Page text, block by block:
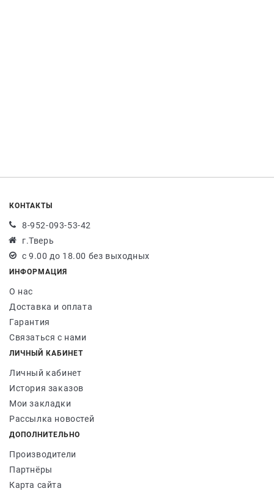
КОНТАКТЫ
8-952-093-53-42
г.Тверь
с 9.00 до 18.00 без выходных
ИНФОРМАЦИЯ
О нас
Доставка и оплата
Гарантия
Связаться с нами
ЛИЧНЫЙ КАБИНЕТ
Личный кабинет
История заказов
Мои закладки
Рассылка новостей
ДОПОЛНИТЕЛЬНО
Производители
Партнёры
Карта сайта